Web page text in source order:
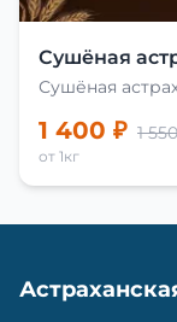
Сушёная
Сушёная
1 400 ₽ 1
от 1кг